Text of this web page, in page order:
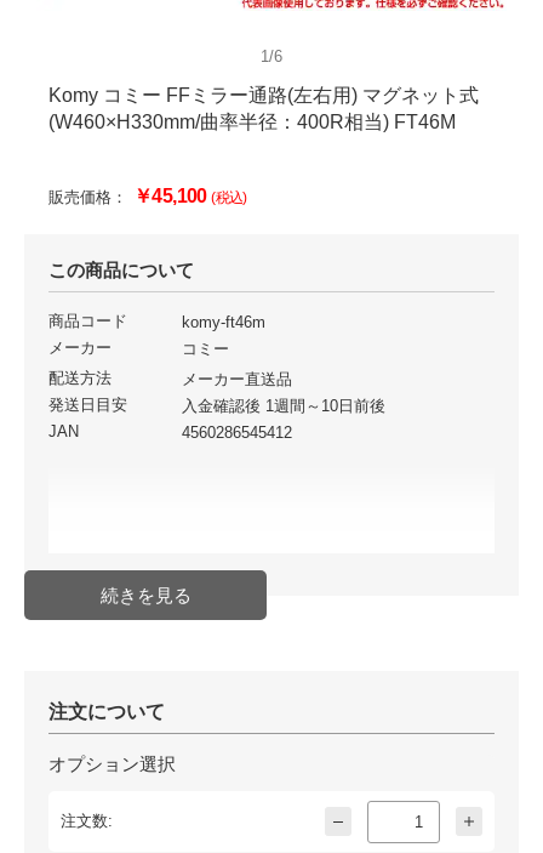
1/6
Komy コミー FFミラー通路(左右用) マグネット式
(W460×H330mm/曲率半径：400R相当) FT46M
販売価格： ￥45,100(税込)
この商品について
商品コード
komy-ft46m
メーカー
コミー
配送方法
メーカー直送品
発送日目安
入金確認後 1週間～10日前後
JAN
4560286545412
注文について
オプション選択
注文数: